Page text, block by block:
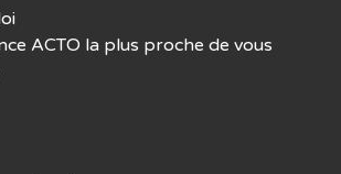
ACTO la plus proche de vous